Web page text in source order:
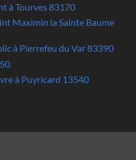
à Tourves 83170
Maximin la Sainte Baume
à Pierrefeu du Var 83390
à Puyricard 13540